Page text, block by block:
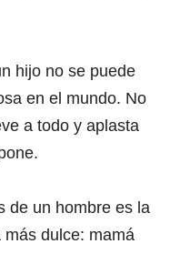
hijo no se puede
en el mundo. No
a todo y aplasta
de un hombre es la
dulce: mamá